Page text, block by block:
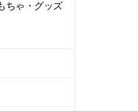
ちゃ・グッズ